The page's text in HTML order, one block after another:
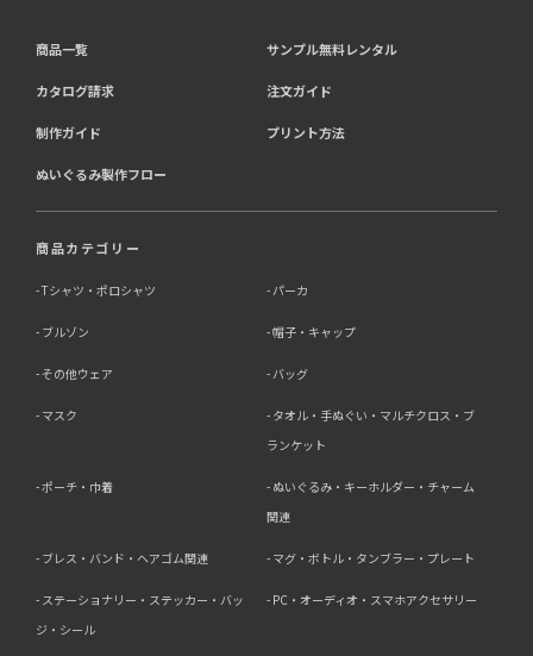
商品一覧 サンプル無料レンタル
カタログ請求 注文ガイド
制作ガイド プリント方法
ぬいぐるみ製作フロー
商品カテゴリー
Tシャツ・ポロシャツ パーカ
ブルゾン 帽子・キャップ
その他ウェア バッグ
マスク
タオル・手ぬぐい・マルチクロス・ブ
ランケット
ポーチ・巾着
ぬいぐるみ・キーホルダー・チャーム
関連
ブレス・バンド・ヘアゴム関連 マグ・ボトル・タンブラー・プレート
ステーショナリー・ステッカー・バッ
ジ・シール
PC・オーディオ・スマホアクセサリー